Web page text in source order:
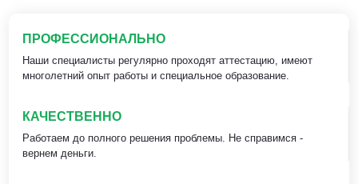
ПРОФЕССИОНАЛЬНО
Наши специалисты регулярно проходят аттестацию, имеют
многолетний опыт работы и специальное образование.
КАЧЕСТВЕННО
Работаем до полного решения проблемы. Не справимся -
вернем деньги.